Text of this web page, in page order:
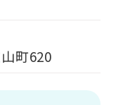
町620